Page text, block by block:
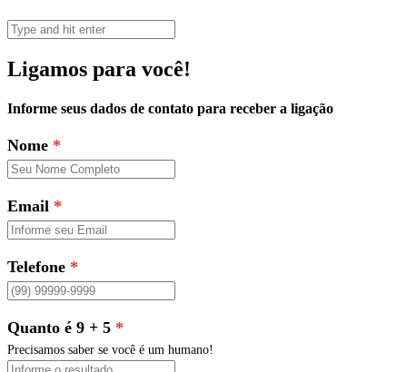
Ligamos para você!
Informe seus dados de contato para receber a ligação
Nome
Email
Telefone
Quanto é 9 + 5
Precisamos saber se você é um humano!